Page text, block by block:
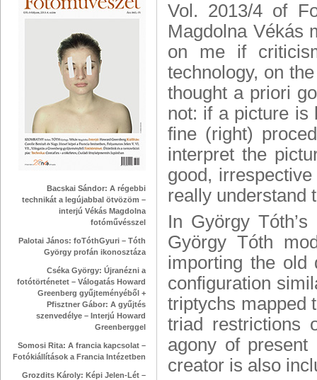
Bacskai Sándor: A régebbi
technikát a legújabbal ötvözöm –
interjú Vékás Magdolna
fotóművésszel
Palotai János: foTóthGyuri – Tóth
György profán ikonosztáza
Cséka György: Újranézni a
fotótörténetet – Válogatás Howard
Greenberg gyűjteményéből +
Pfisztner Gábor: A gyűjtés
szenvedélye – Interjú Howard
Greenberggel
Somosi Rita: A francia kapcsolat –
Fotókiállítások a Francia Intézetben
Grozdits Károly: Képi Jelen-Lét –
Vol. 2013/4 of
Magdolna Vékás
on me if
technology, on
thought a priori
not: if a picture is
fine (right)
interpret the
good,
really understand
In György
György Tóth
importing the old
configuration
triptychs mapped
triad restrictions
agony of
creator is also